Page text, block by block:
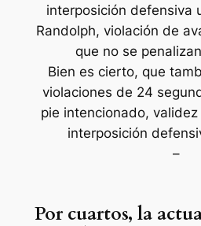
interposición defensiva
Randolph, violación de
que no se
Bien es cierto, que
violaciones de 24
pie intencionado,
interposición
–
Por cuartos, la